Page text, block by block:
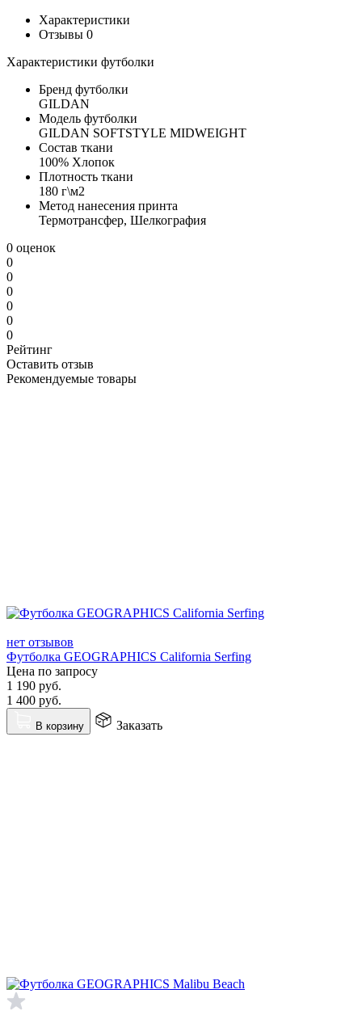
Характеристики
Отзывы 0
Характеристики футболки
Бренд футболки
GILDAN
Модель футболки
GILDAN SOFTSTYLE MIDWEIGHT
Состав ткани
100% Хлопок
Плотность ткани
180 г\м2
Метод нанесения принта
Термотрансфер, Шелкография
0 оценок
0
0
0
0
0
0
Рейтинг
Оставить отзыв
Рекомендуемые товары
нет отзывов
Футболка GEOGRAPHICS California Serfing
Цена по запросу
1 190 руб.
1 400 руб.
В корзину Заказать